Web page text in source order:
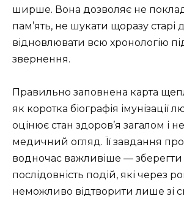
ширше. Вона дозволяє не
пам’ять, не шукати щоразу старі
відновлювати всю хронологію
звернення.
Правильно заповнена карта
як коротка біографія імунізації
оцінює стан здоров’я загалом і
медичний огляд. Її завдання
водночас важливіше — зберегти
послідовність подій, які через
неможливо відтворити лише зі